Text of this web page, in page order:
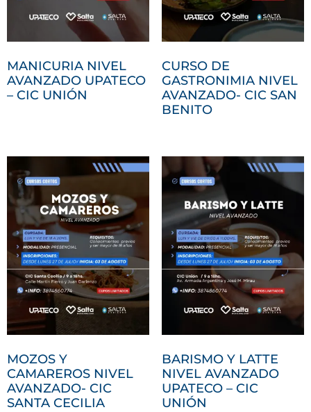
MANICURIA NIVEL
AVANZADO UPATECO
– CIC UNIÓN
CURSO DE
GASTRONIMIA NIVEL
AVANZADO- CIC SAN
BENITO
MOZOS Y
CAMAREROS NIVEL
AVANZADO- CIC
SANTA CECILIA
BARISMO Y LATTE
NIVEL AVANZADO
UPATECO – CIC
UNIÓN